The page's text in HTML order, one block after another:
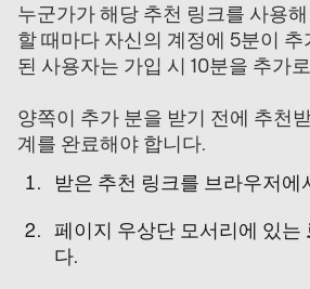
누군가가 해당 추천 링크를 사용
할 때마다 자신의 계정에 5분이 추
된 사용자는 가입 시 10분을 추가
양쪽이 추가 분을 받기 전에 추천
계를 완료해야 합니다.
받은 추천 링크를 브라우저에
페이지 우상단 모서리에 있는
다.